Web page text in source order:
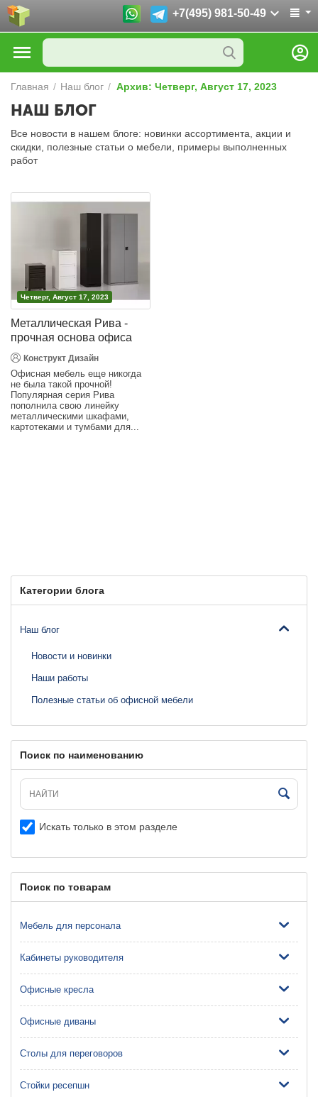
+7(495) 981-50-49
Главная / Наш блог / Архив: Четверг, Август 17, 2023
НАШ БЛОГ
Все новости в нашем блоге: новинки ассортимента, акции и
скидки, полезные статьи о мебели, примеры выполненных
работ
Четверг, Август 17, 2023
Металлическая Рива -
прочная основа офиса
Конструкт Дизайн
Офисная мебель еще никогда
не была такой прочной!
Популярная серия Рива
пополнила свою линейку
металлическими шкафами,
картотеками и тумбами для...
Категории блога
Наш блог
Новости и новинки
Наши работы
Полезные статьи об офисной мебели
Поиск по наименованию
Искать только в этом разделе
Поиск по товарам
Мебель для персонала
Кабинеты руководителя
Офисные кресла
Офисные диваны
Столы для переговоров
Стойки ресепшн